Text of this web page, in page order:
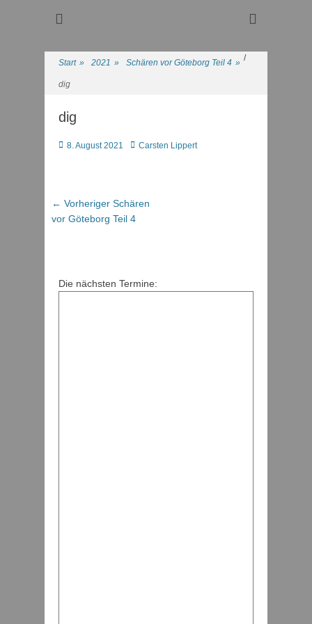
Wassersport-Verein
Regattasport und Wasserwandern - Freizeit mit der ganzen
Start » 2021 » /
Schären vor Göteborg Teil 4 »
dig
dig
Posted
8. August 2021 AutorCarsten Lippert
Beitragsnavigation
← Vorheriger Vorheriger
Beitrag:
Schären
vor Göteborg Teil 4
Die nächsten Termine: